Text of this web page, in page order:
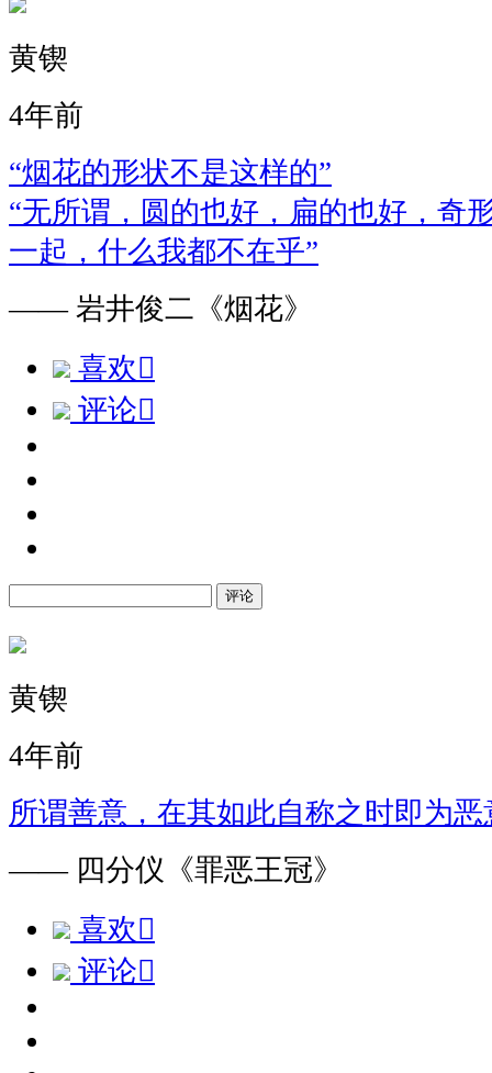
黄锲
4年前
“烟花的形状不是这样的”
“无所谓，圆的也好，扁的也好，奇
一起，什么我都不在乎”
—— 岩井俊二《烟花》
喜欢
评论
评论
黄锲
4年前
所谓善意，在其如此自称之时即为恶
—— 四分仪《罪恶王冠》
喜欢
评论